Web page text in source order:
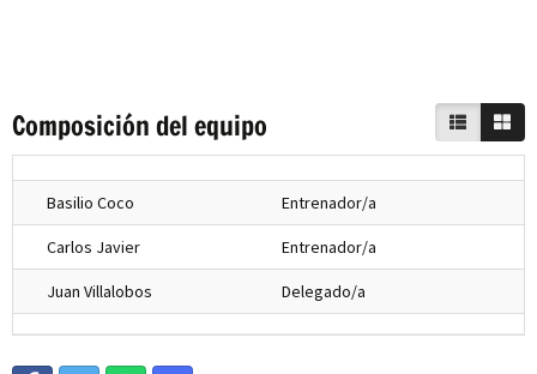
Composición del equipo
Basilio Coco Entrenador/a
Carlos Javier Entrenador/a
Juan Villalobos Delegado/a